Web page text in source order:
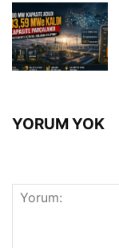
YORUM YOK